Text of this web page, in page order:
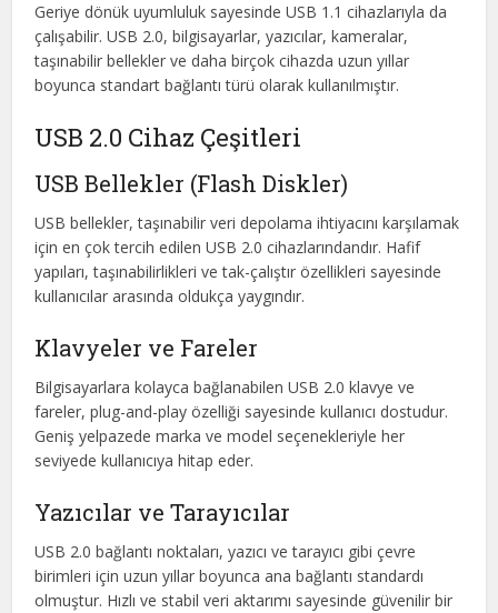
Geriye dönük uyumluluk sayesinde USB 1.1 cihazlarıyla da
çalışabilir. USB 2.0, bilgisayarlar, yazıcılar, kameralar,
taşınabilir bellekler ve daha birçok cihazda uzun yıllar
boyunca standart bağlantı türü olarak kullanılmıştır.
USB 2.0 Cihaz Çeşitleri
USB Bellekler (Flash Diskler)
USB bellekler, taşınabilir veri depolama ihtiyacını karşılamak
için en çok tercih edilen USB 2.0 cihazlarındandır. Hafif
yapıları, taşınabilirlikleri ve tak-çalıştır özellikleri sayesinde
kullanıcılar arasında oldukça yaygındır.
Klavyeler ve Fareler
Bilgisayarlara kolayca bağlanabilen USB 2.0 klavye ve
fareler, plug-and-play özelliği sayesinde kullanıcı dostudur.
Geniş yelpazede marka ve model seçenekleriyle her
seviyede kullanıcıya hitap eder.
Yazıcılar ve Tarayıcılar
USB 2.0 bağlantı noktaları, yazıcı ve tarayıcı gibi çevre
birimleri için uzun yıllar boyunca ana bağlantı standardı
olmuştur. Hızlı ve stabil veri aktarımı sayesinde güvenilir bir